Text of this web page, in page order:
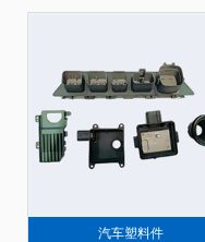
汽车塑料件